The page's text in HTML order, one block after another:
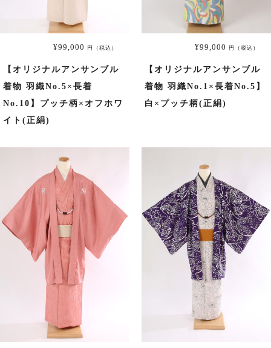
舞妓・芸者・花魁・遊女・あんみつ姫
卒業式袴
袴レンタル
¥99,000 円（税込）
【オリジナルアンサンブル
着物 羽織No.5×長着
No.10】プッチ柄×オフホワ
イト(正絹)
¥99,000 円（税込）
【オリジナルアンサンブル
着物 羽織No.1×長着No.5】
白×プッチ柄(正絹)